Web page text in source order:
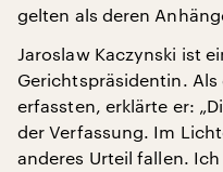
gelten als deren
Jaroslaw Kaczynski ist
Gerichtspräsidentin. Als
erfassten, erklärte er:
der Verfassung. Im
anderes Urteil fallen.